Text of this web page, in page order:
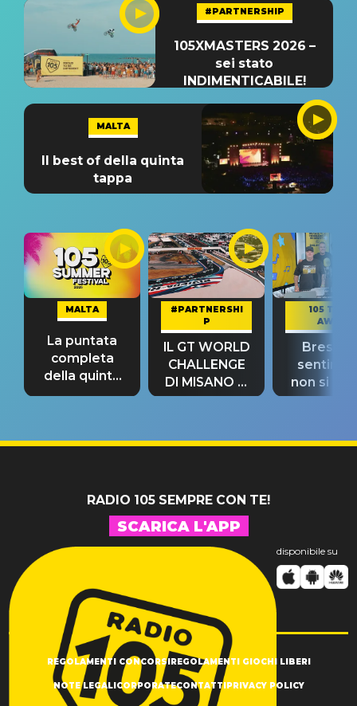
#PARTNERSHIP
105XMASTERS 2026 –
sei stato
INDIMENTICABILE!
MALTA
Il best of della quinta
tappa
MALTA
La puntata
completa
della quinta
tappa
#PARTNERSHI
P
IL GT WORLD
CHALLENGE
DI MISANO si
riconferma
105 TAKE
AWAY
Bresh:
non si
fino alla
RADIO 105 SEMPRE CON TE!
SCARICA L'APP
disponibile su
REGOLAMENTI CONCORSI REGOLAMENTI GIOCHI LIBERI
NOTE LEGALI CORPORATECONTATTI PRIVACY POLICY